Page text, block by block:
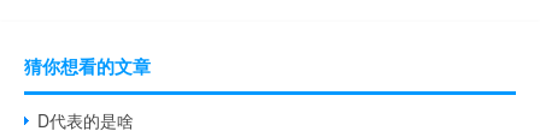
猜你想看的文章
D代表的是啥